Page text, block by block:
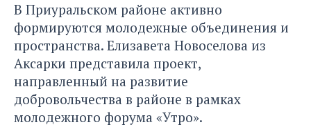
В Приуральском районе активно
формируются молодежные объединения и
пространства. Елизавета Новоселова из
Аксарки представила проект,
направленный на развитие
добровольчества в районе в рамках
молодежного форума «Утро».